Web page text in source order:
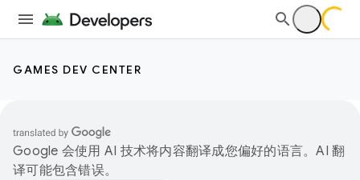
GAMES DEV CENTER
Google 会使用 AI 技术将内容翻译成您偏好的语言。AI 翻
译可能包含错误。